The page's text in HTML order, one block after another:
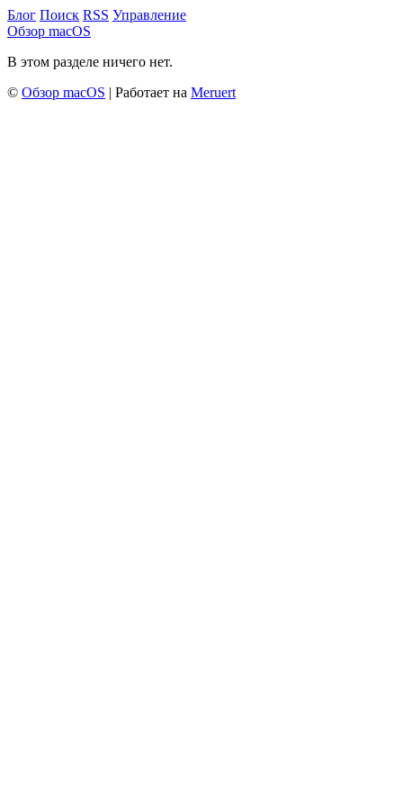
Блог Поиск RSS Управление
Обзор macOS
В этом разделе ничего нет.
© Обзор macOS | Работает на Meruert